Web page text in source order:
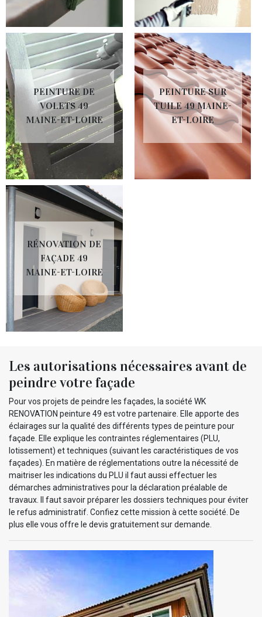
PEINTURE DE
VOLETS 49
MAINE-ET-LOIRE
PEINTURE SUR
TUILE 49 MAINE-
ET-LOIRE
RÉNOVATION DE
FAÇADE 49
MAINE-ET-LOIRE
Les autorisations nécessaires avant de
peindre votre façade
Pour vos projets de peindre les façades, la société WK
RENOVATION peinture 49 est votre partenaire. Elle apporte des
éclairages sur la qualité des différents types de peinture pour
façade. Elle explique les contraintes réglementaires (PLU,
lotissement) et techniques (suivant les caractéristiques de vos
façades). En matière de réglementations outre la nécessité de
maitriser les indications du PLU il faut aussi effectuer les
démarches administratives pour la déclaration préalable de
travaux. Il faut savoir préparer les dossiers techniques pour éviter
le refus administratif. Confiez cette mission à cette société. De
plus elle vous offre le devis gratuitement sur demande.